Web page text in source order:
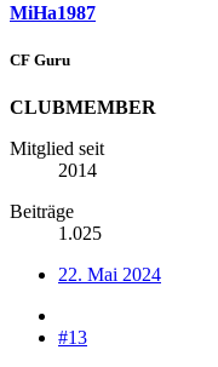
MiHa1987
CF Guru
CLUBMEMBER
Mitglied seit
2014
Beiträge
1.025
22. Mai 2024
#13